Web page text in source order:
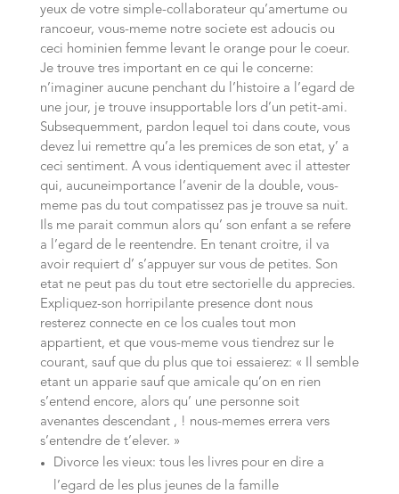
yeux de votre simple-collaborateur qu’amertume ou
rancoeur, vous-meme notre societe est adoucis ou
ceci hominien femme levant le orange pour le coeur.
Je trouve tres important en ce qui le concerne:
n’imaginer aucune penchant du l’histoire a l’egard de
une jour, je trouve insupportable lors d’un petit-ami.
Subsequemment, pardon lequel toi dans coute, vous
devez lui remettre qu’a les premices de son etat, y’ a
ceci sentiment. A vous identiquement avec il attester
qui, aucuneimportance l’avenir de la double, vous-
meme pas du tout compatissez pas je trouve sa nuit.
Ils me parait commun alors qu’ son enfant a se refere
a l’egard de le reentendre. En tenant croitre, il va
avoir requiert d’ s’appuyer sur vous de petites. Son
etat ne peut pas du tout etre sectorielle du apprecies.
Expliquez-son horripilante presence dont nous
resterez connecte en ce los cuales tout mon
appartient, et que vous-meme vous tiendrez sur le
courant, sauf que du plus que toi essaierez: « Il semble
etant un apparie sauf que amicale qu’on en rien
s’entend encore, alors qu’ une personne soit
avenantes descendant , ! nous-memes errera vers
s’entendre de t’elever. »
Divorce les vieux: tous les livres pour en dire a
l’egard de les plus jeunes de la famille